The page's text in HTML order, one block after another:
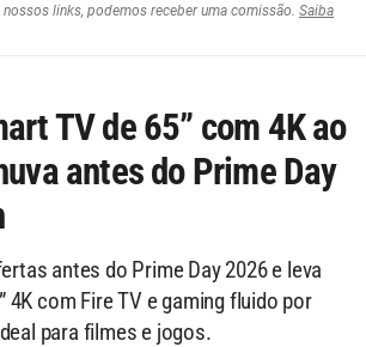
links, podemos receber uma comissão. Saiba
TV de 65” com 4K ao
antes do Prime Day
antes do Prime Day 2026 e leva
4K com Fire TV e gaming fluido por
para filmes e jogos.